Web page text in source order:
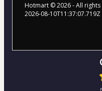
Hotmart ©2026- All
2026-08-10T11:37:07.719Z